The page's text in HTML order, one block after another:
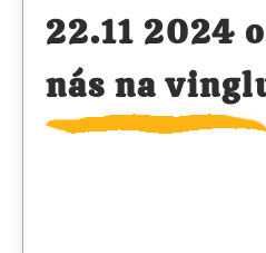
22.11 2024
nás na